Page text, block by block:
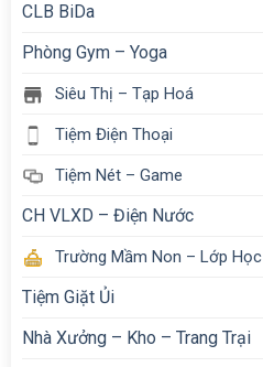
CLB BiDa
Phòng Gym – Yoga
Siêu Thị – Tạp Hoá
Tiệm Điện Thoại
Tiệm Nét – Game
CH VLXD – Điện Nước
Trường Mầm Non – Lớp Học
Tiệm Giặt Ủi
Nhà Xưởng – Kho – Trang Trại